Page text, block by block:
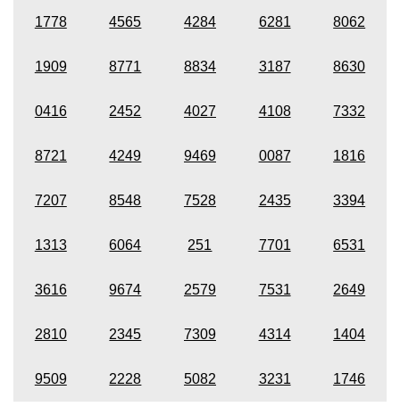
1778 4565 4284 6281 8062
1909 8771 8834 3187 8630
0416 2452 4027 4108 7332
8721 4249 9469 0087 1816
7207 8548 7528 2435 3394
1313 6064 251 7701 6531
3616 9674 2579 7531 2649
2810 2345 7309 4314 1404
9509 2228 5082 3231 1746